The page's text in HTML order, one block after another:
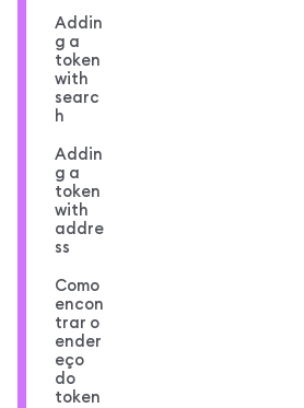
Addin
g a
token
with
searc
h
Addin
g a
token
with
addre
ss
Como
encon
trar o
ender
eço
do
token